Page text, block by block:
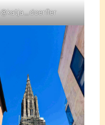
@katja_doerfler